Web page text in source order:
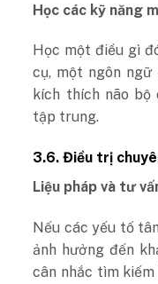
Học các kỹ năng
Học một điều gì
cụ, một ngôn
kích thích não bộ
tập trung.
3.6. Điều trị
Liệu pháp và tư
Nếu các yếu tố
ảnh hưởng đến
cân nhắc tìm